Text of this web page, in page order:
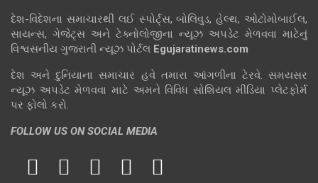
દેશ-વિદેશના સમાચારથી લઈ સ્પોર્ટ્સ, બોલિવુડ, હેલ્થ, ઓટોમોબાઈલ,
સાયન્સ, ગેજેટ્સ અને ટેક્નોલોજીના ન્યૂઝ અપડેટ મેળવવા માટેનું
વિશ્વસનીય ગુજરાતી ન્યૂઝ પોર્ટલ Egujaratinews.com
દેશ અને દુનિયાના સમાચાર હવે તમારા આંગળીના ટેરવે. સમયસર
ન્યૂઝ અપડેટ મેળવવા માટે અમને વિવિધ સોશિયલ મીડિયા પ્લેટફોર્મ
પર ફોલો કરો.
FOLLOW US ON SOCIAL MEDIA